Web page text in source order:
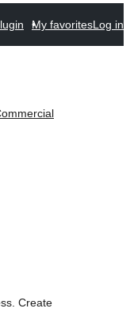
My favoritesLog in
Create